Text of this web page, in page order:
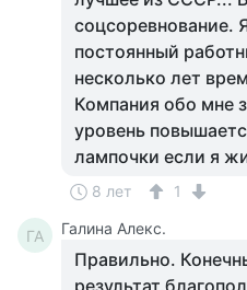
соцсоревнование.
постоянный
несколько лет
Компания обо мне
уровень
лампочки если я
8 лет 1
ГА Галина Алекс.
Правильно.